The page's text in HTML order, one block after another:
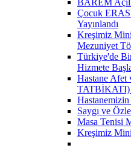
Çocuk ERAS
Yayınlandı
Kreşimiz
Mezuniyet
Türkiye'de
Hizmete
Hastane Afet
TATBİKATI)
Saygı ve
Masa Tenisi
Kreşimiz